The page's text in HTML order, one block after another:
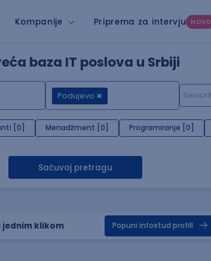
Kompanije Priprema za intervju NOVO
baza IT poslova u Srbiji
Podujevo
[0] Menadžment [0] Programiranje [0]
Sačuvaj pretragu
jednim klikom Popuni infostud profill